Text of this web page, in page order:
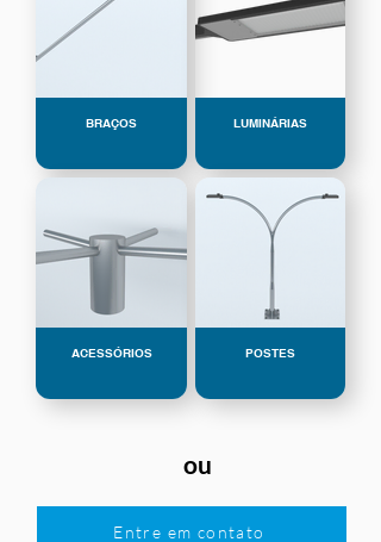
BRAÇOS LUMINÁRIAS
ACESSÓRIOS POSTES
ou
Entre em contato